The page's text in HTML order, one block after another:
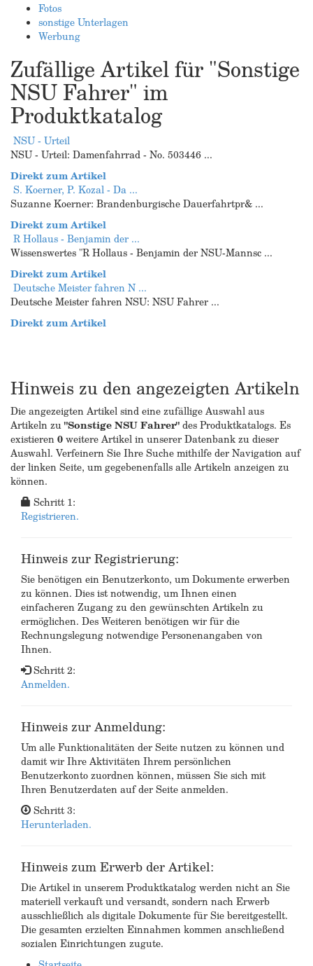
Fotos
sonstige Unterlagen
Werbung
Zufällige Artikel für "Sonstige
NSU Fahrer" im
Produktkatalog
NSU - Urteil
NSU - Urteil: Damenfahrrad - No. 503446 ...
Direkt zum Artikel
S. Koerner, P. Kozal - Da ...
Suzanne Koerner: Brandenburgische Dauerfahrtpr& ...
Direkt zum Artikel
R Hollaus - Benjamin der ...
Wissenswertes "R Hollaus - Benjamin der NSU-Mannsc ...
Direkt zum Artikel
Deutsche Meister fahren N ...
Deutsche Meister fahren NSU: NSU Fahrer ...
Direkt zum Artikel
Hinweis zu den angezeigten Artikeln
Die angezeigten Artikel sind eine zufällige Auswahl aus
Artikeln zu"Sonstige NSU Fahrer"des Produktkatalogs. Es
existieren0weitere Artikel in unserer Datenbank zu dieser
Auswahl. Verfeinern Sie Ihre Suche mithilfe der Navigation auf
der linken Seite, um gegebenenfalls alle Artikeln anzeigen zu
können.
Schritt 1:
Registrieren.
Hinweis zur Registrierung:
Sie benötigen ein Benutzerkonto, um Dokumente erwerben
zu können. Dies ist notwendig, um Ihnen einen
einfacheren Zugang zu den gewünschten Artikeln zu
ermöglichen. Des Weiteren benötigen wir für die
Rechnungslegung notwendige Personenangaben von
Ihnen.
Schritt 2:
Anmelden.
Hinweis zur Anmeldung:
Um alle Funktionalitäten der Seite nutzen zu können und
damit wir Ihre Aktivitäten Ihrem persönlichen
Benutzerkonto zuordnen können, müssen Sie sich mit
Ihren Benutzerdaten auf der Seite anmelden.
Schritt 3:
Herunterladen.
Hinweis zum Erwerb der Artikel:
Die Artikel in unserem Produktkatalog werden nicht an Sie
materiell verkauft und versandt, sondern nach Erwerb
ausschließlich als digitale Dokumente für Sie bereitgestellt.
Die gesamten erzielten Einnahmen kommen anschließend
sozialen Einrichtungen zugute.